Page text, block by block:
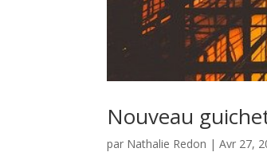
Nouveau
par Nathalie Redon |Avr 27,